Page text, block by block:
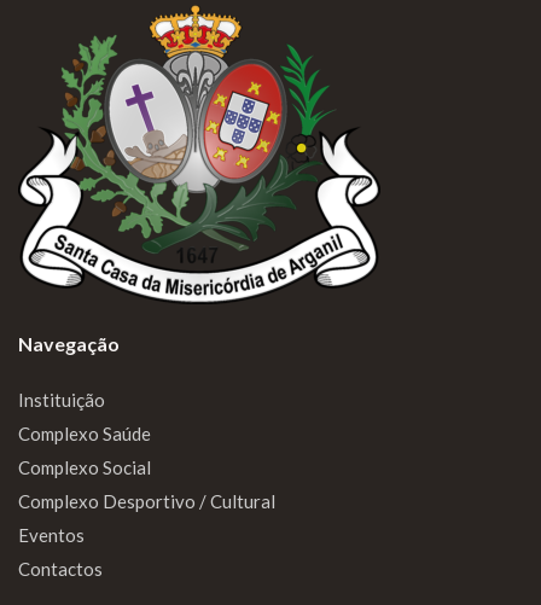
Navegação
Instituição
Complexo Saúde
Complexo Social
Complexo Desportivo / Cultural
Eventos
Contactos